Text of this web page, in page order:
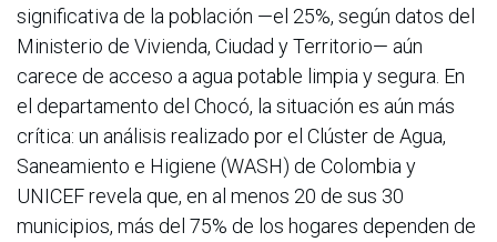
significativa de la población —el 25%, según datos del
Ministerio de Vivienda, Ciudad y Territorio— aún
carece de acceso a agua potable limpia y segura. En
el departamento del Chocó, la situación es aún más
crítica: un análisis realizado por el Clúster de Agua,
Saneamiento e Higiene (WASH) de Colombia y
UNICEF revela que, en al menos 20 de sus 30
municipios, más del 75% de los hogares dependen de